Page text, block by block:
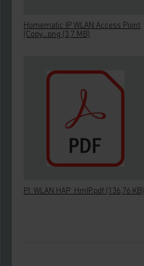
Homematic IP WLAN Access Point
(Copy...png (3,7 MB)
PI_WLAN HAP_HmIP.pdf (136,76 KB)